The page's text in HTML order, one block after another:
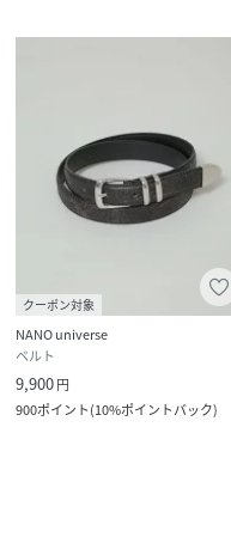
クーポン対象
NANO universe
ベルト
9,900円
900ポイント(10%ポイントバック)